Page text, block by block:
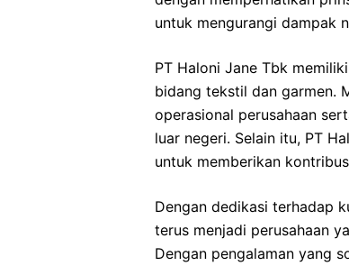
untuk mengurangi dampak
PT Haloni Jane Tbk
bidang tekstil dan garmen.
operasional perusahaan
luar negeri. Selain itu, PT
untuk memberikan
Dengan dedikasi terhadap
terus menjadi perusahaan
Dengan pengalaman yang